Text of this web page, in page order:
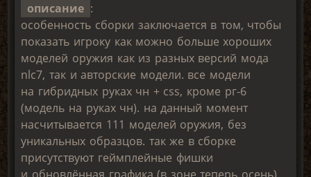
описание :
особенность сборки заключается в том, чтобы
показать игроку как можно больше хороших
моделей оружия как из разных версий мода
nlc7, так и авторские модели. все модели
на гибридных руках чн + css, кроме рг-6
(модель на руках чн). на данный момент
насчитывается 111 моделей оружия, без
уникальных образцов. так же в сборке
присутствуют геймплейные фишки